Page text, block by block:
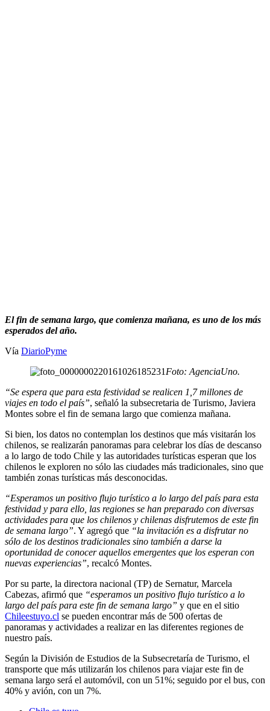
El fin de semana largo, que comienza mañana, es uno de los más
esperados del año.
Vía DiarioPyme
Foto: AgenciaUno.
“Se espera que para esta festividad se realicen 1,7 millones de
viajes en todo el país”, señaló la subsecretaria de Turismo, Javiera
Montes sobre el fin de semana largo que comienza mañana.
Si bien, los datos no contemplan los destinos que más visitarán los
chilenos, se realizarán panoramas para celebrar los días de descanso
a lo largo de todo Chile y las autoridades turísticas esperan que los
chilenos le exploren no sólo las ciudades más tradicionales, sino que
también zonas turísticas más desconocidas.
“Esperamos un positivo flujo turístico a lo largo del país para esta
festividad y para ello, las regiones se han preparado con diversas
actividades para que los chilenos y chilenas disfrutemos de este fin
de semana largo”. Y agregó que “la invitación es a disfrutar no
sólo de los destinos tradicionales sino también a darse la
oportunidad de conocer aquellos emergentes que los esperan con
nuevas experiencias”, recalcó Montes.
Por su parte, la directora nacional (TP) de Sernatur, Marcela
Cabezas, afirmó que “esperamos un positivo flujo turístico a lo
largo del país para este fin de semana largo” y que en el sitio
Chileestuyo.cl se pueden encontrar más de 500 ofertas de
panoramas y actividades a realizar en las diferentes regiones de
nuestro país.
Según la División de Estudios de la Subsecretaría de Turismo, el
transporte que más utilizarán los chilenos para viajar este fin de
semana largo será el automóvil, con un 51%; seguido por el bus, con
40% y avión, con un 7%.